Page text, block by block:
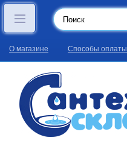
О магазине Способы оплаты